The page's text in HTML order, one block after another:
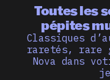
Toutes les
pépites
Classiques
raretés, rare
Nova dans